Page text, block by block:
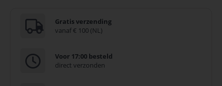
Gratis verzending
vanaf € 100 (NL)
Voor 17:00 besteld
direct verzonden